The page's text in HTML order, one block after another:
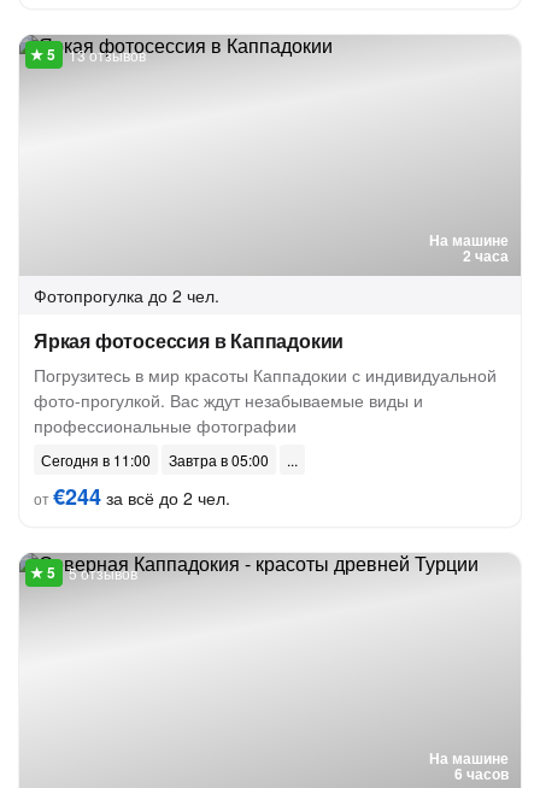
На машине
2 часа
13 отзывов
Фотопрогулка до 2 чел.
Яркая фотосессия в Каппадокии
Погрузитесь в мир красоты Каппадокии с индивидуальной
фото-прогулкой. Вас ждут незабываемые виды и
профессиональные фотографии
Сегодня в 11:00
Завтра в 05:00
от€244 за всё до 2 чел.
На машине
6 часов
5 отзывов